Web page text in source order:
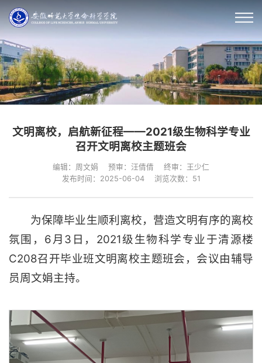
文明离校，启航新征程——2021级生物科学专业
召开文明离校主题班会
编辑：周文娟 预审：汪倩倩
终审：王少仁
发布时间：2025-06-04
浏览次数： 51
为保障毕业生顺利离校，营造文明有序的离校
氛围，6月3日，2021级生物科学专业于清源楼
C208召开毕业班文明离校主题班会，会议由辅导
员周文娟主持。